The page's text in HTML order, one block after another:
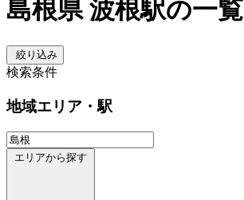
島根県 波根駅の一覧
絞り込み
検索条件
地域エリア・駅
エリアから探す